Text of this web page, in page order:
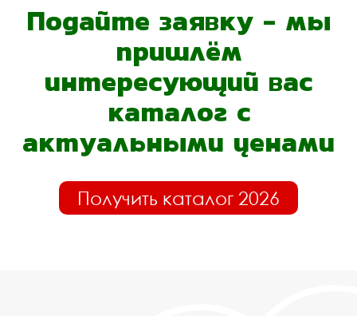
Подайте заявку - мы
пришлём
интересующий вас
каталог с
актуальными ценами
Получить каталог 2026